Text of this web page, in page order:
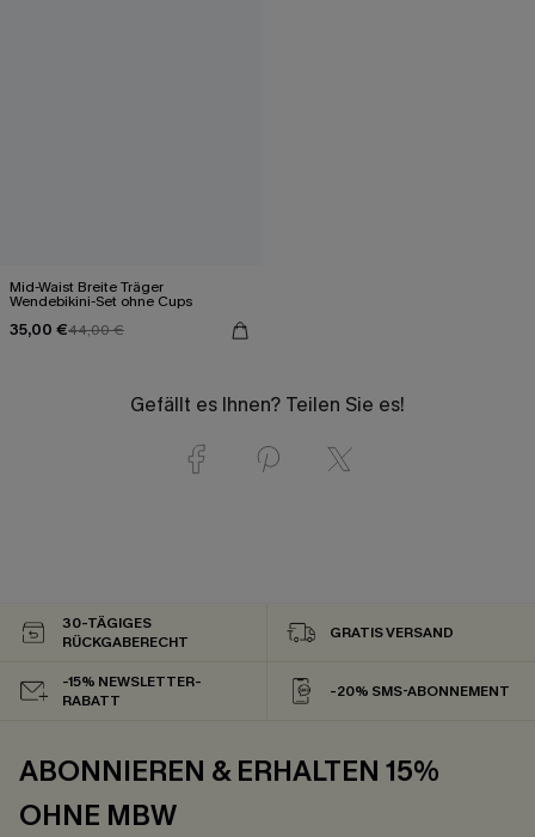
Mid-Waist Breite Träger
Wendebikini-Set ohne Cups
35,00 €44,00 €
Gefällt es Ihnen? Teilen Sie es!
30-TÄGIGES
RÜCKGABERECHT
GRATIS VERSAND
-15% NEWSLETTER-
RABATT
-20% SMS-ABONNEMENT
ABONNIEREN & ERHALTEN 15%
OHNE MBW